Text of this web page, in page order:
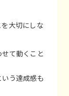
大切にしな
て動くこと
う達成感も